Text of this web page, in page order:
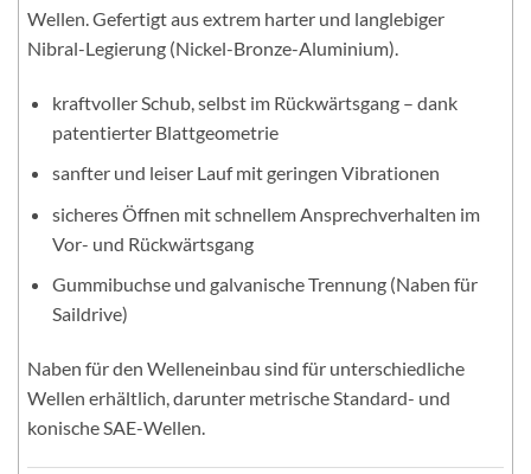
Wellen. Gefertigt aus extrem harter und langlebiger
Nibral-Legierung (Nickel-Bronze-Aluminium).
kraftvoller Schub, selbst im Rückwärtsgang – dank
patentierter Blattgeometrie
sanfter und leiser Lauf mit geringen Vibrationen
sicheres Öffnen mit schnellem Ansprechverhalten im
Vor- und Rückwärtsgang
Gummibuchse und galvanische Trennung (Naben für
Saildrive)
Naben für den Welleneinbau sind für unterschiedliche
Wellen erhältlich, darunter metrische Standard- und
konische SAE-Wellen.